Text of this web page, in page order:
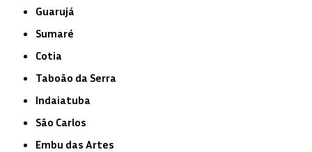
Guarujá
Sumaré
Cotia
Taboão da Serra
Indaiatuba
São Carlos
Embu das Artes